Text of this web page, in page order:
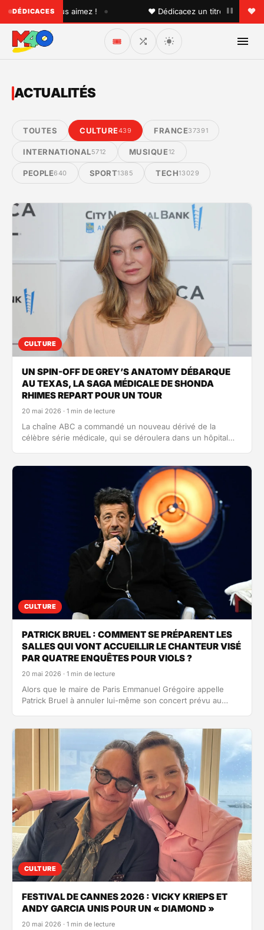
DÉDICACES
vous aimez ! • ♥ Dédicacez un titre à vos proches sur
🎟️
ACTUALITÉS
TOUTES CULTURE439 FRANCE37391
INTERNATIONAL5712 MUSIQUE12
PEOPLE640 SPORT1385 TECH13029
CULTURE
UN SPIN-OFF DE GREY’S ANATOMY DÉBARQUE
AU TEXAS, LA SAGA MÉDICALE DE SHONDA
RHIMES REPART POUR UN TOUR
20 mai 2026 · 1 min de lecture
La chaîne ABC a commandé un nouveau dérivé de la
célèbre série médicale, qui se déroulera dans un hôpital
CULTURE
PATRICK BRUEL : COMMENT SE PRÉPARENT LES
SALLES QUI VONT ACCUEILLIR LE CHANTEUR VISÉ
PAR QUATRE ENQUÊTES POUR VIOLS ?
20 mai 2026 · 1 min de lecture
Alors que le maire de Paris Emmanuel Grégoire appelle
Patrick Bruel à annuler lui-même son concert prévu au
CULTURE
FESTIVAL DE CANNES 2026 : VICKY KRIEPS ET
ANDY GARCIA UNIS POUR UN « DIAMOND »
20 mai 2026 · 1 min de lecture